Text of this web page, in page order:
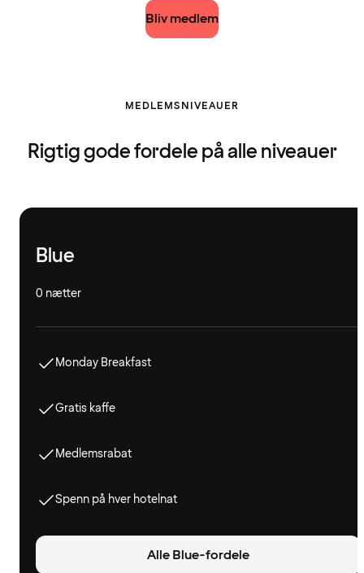
Bliv medlem
MEDLEMSNIVEAUER
Rigtig gode fordele på alle niveauer
Blue
0 nætter
Monday Breakfast
Gratis kaffe
Medlemsrabat
Spenn på hver hotelnat
Alle Blue-fordele